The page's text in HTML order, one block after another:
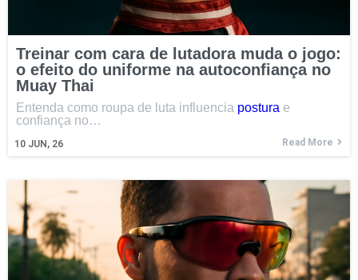
Treinar com cara de lutadora muda o jogo:
o efeito do uniforme na autoconfiança no
Muay Thai
10 JUN, 26
Entenda como roupa de luta influencia postura e
confiança no…
Read More